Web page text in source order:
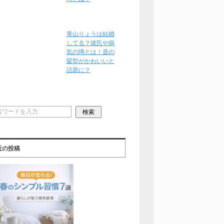
青山りょうは結婚
してる？彼氏や病
気の噂とは！昔の
髪型がかわいいと
話題に？
の投稿